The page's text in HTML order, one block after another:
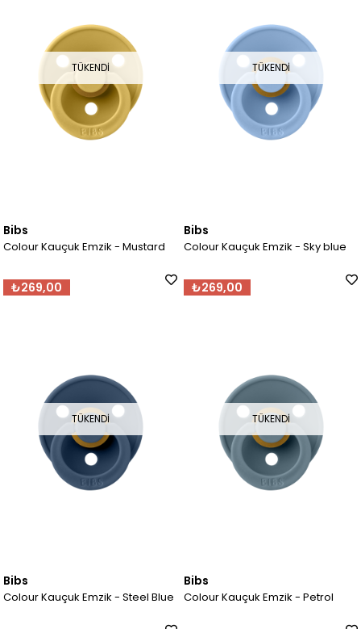
TÜKENDI
Bibs
Colour Kauçuk Emzik - Mustard
₺269,00
TÜKENDI
Bibs
Colour Kauçuk Emzik - Sky blue
₺269,00
TÜKENDI
Bibs
Colour Kauçuk Emzik - Steel Blue
TÜKENDI
Bibs
Colour Kauçuk Emzik - Petrol